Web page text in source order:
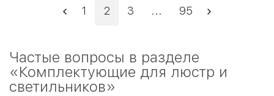
1 2 3 ... 95
Частые вопросы в разделе
«Комплектующие для люстр и
светильников»